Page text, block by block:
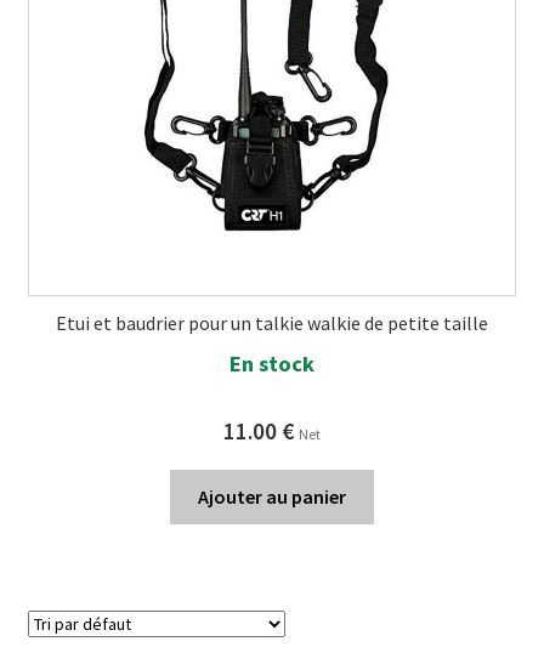
Etui et baudrier pour un talkie walkie de petite taille
En stock
11.00 € Net
Ajouter au panier